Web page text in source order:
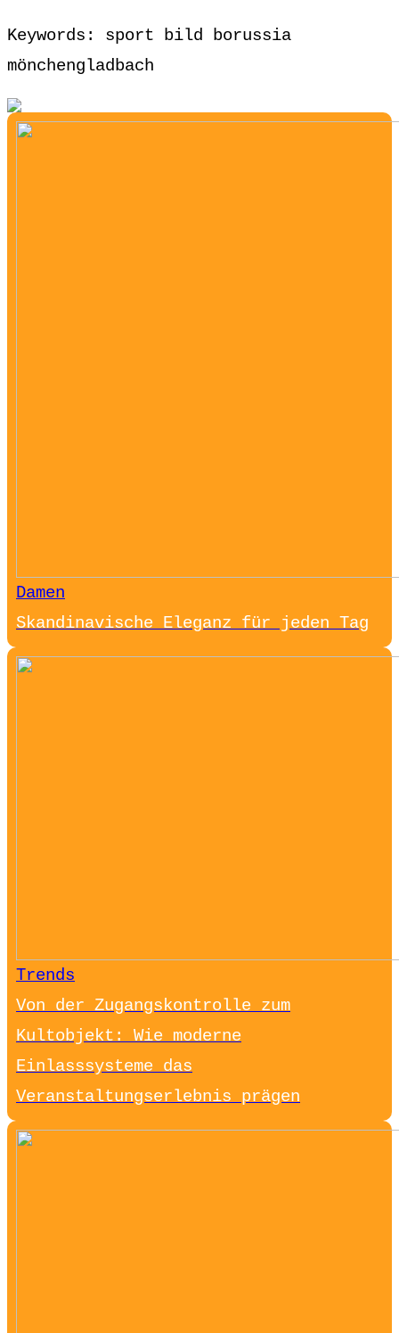
Keywords: sport bild borussia
mönchengladbach
Damen
Skandinavische Eleganz für jeden Tag
Trends
Von der Zugangskontrolle zum
Kultobjekt: Wie moderne
Einlasssysteme das
Veranstaltungserlebnis prägen